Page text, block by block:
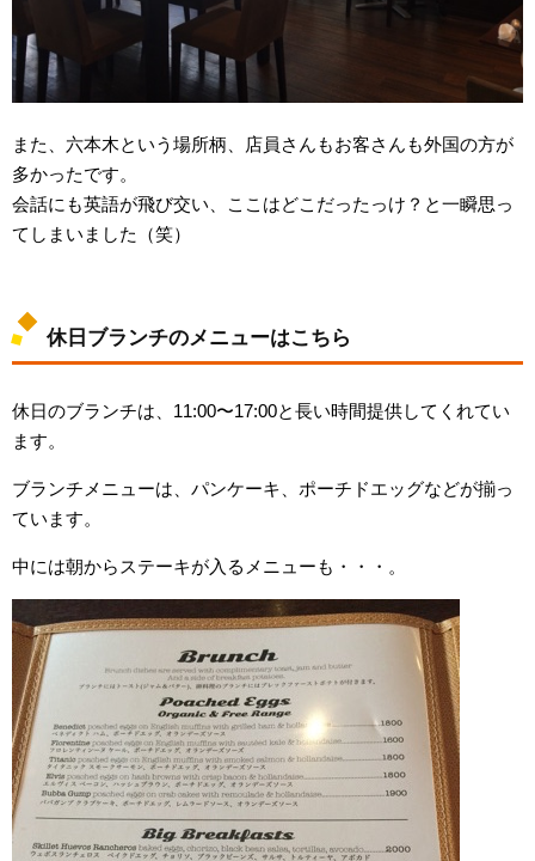
また、六本木という場所柄、店員さんもお客さんも外国の方が
多かったです。
会話にも英語が飛び交い、ここはどこだったっけ？と一瞬思っ
てしまいました（笑）
休日ブランチのメニューはこちら
休日のブランチは、11:00〜17:00と長い時間提供してくれてい
ます。
ブランチメニューは、パンケーキ、ポーチドエッグなどが揃っ
ています。
中には朝からステーキが入るメニューも・・・。